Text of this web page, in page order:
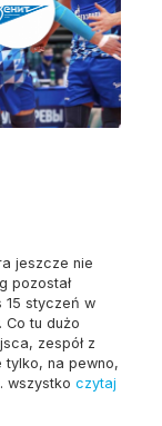
jeszcze nie
pozostał
15 styczeń w
Co tu dużo
zespół z
na pewno,
wszystko czytaj